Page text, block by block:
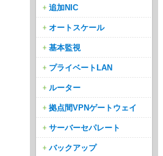
追加NIC
オートスケール
基本監視
プライベートLAN
ルーター
拠点間VPNゲートウェイ
サーバーセパレート
バックアップ